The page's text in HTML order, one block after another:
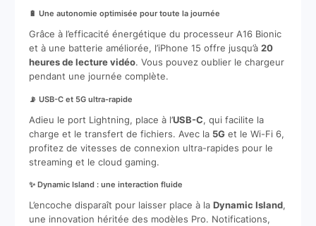
🔋 Une autonomie optimisée pour toute la journée
Grâce à l’efficacité énergétique du processeur A16 Bionic
et à une batterie améliorée, l’iPhone 15 offre jusqu’à 20
heures de lecture vidéo. Vous pouvez oublier le chargeur
pendant une journée complète.
📡 USB-C et 5G ultra-rapide
Adieu le port Lightning, place à l’USB-C, qui facilite la
charge et le transfert de fichiers. Avec la 5Get le Wi-Fi 6,
profitez de vitesses de connexion ultra-rapides pour le
streaming et le cloud gaming.
✨ Dynamic Island : une interaction fluide
L’encoche disparaît pour laisser place à la Dynamic Island,
une innovation héritée des modèles Pro. Notifications,